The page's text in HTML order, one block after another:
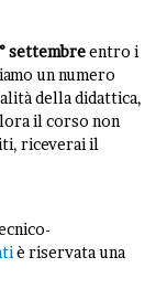
settembreentro i
un numero
della didattica,
il corso non
riceverai il
è riservata una